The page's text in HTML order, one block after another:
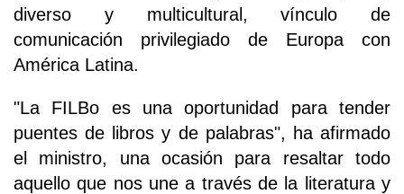
diverso y multicultural, vínculo de
comunicación privilegiado de Europa con
América Latina.
"La FILBo es una oportunidad para tender
puentes de libros y de palabras", ha afirmado
el ministro, una ocasión para resaltar todo
aquello que nos une a través de la literatura y